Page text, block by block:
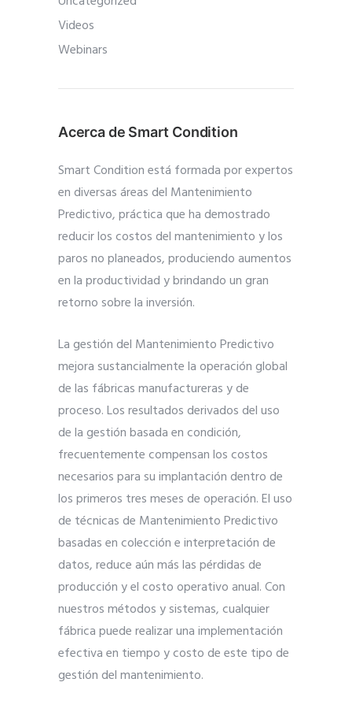
Videos
Webinars
Acerca de Smart Condition
Smart Condition está formada por expertos
en diversas áreas del Mantenimiento
Predictivo, práctica que ha demostrado
reducir los costos del mantenimiento y los
paros no planeados, produciendo aumentos
en la productividad y brindando un gran
retorno sobre la inversión.
La gestión del Mantenimiento Predictivo
mejora sustancialmente la operación global
de las fábricas manufactureras y de
proceso. Los resultados derivados del uso
de la gestión basada en condición,
frecuentemente compensan los costos
necesarios para su implantación dentro de
los primeros tres meses de operación. El uso
de técnicas de Mantenimiento Predictivo
basadas en colección e interpretación de
datos, reduce aún más las pérdidas de
producción y el costo operativo anual. Con
nuestros métodos y sistemas, cualquier
fábrica puede realizar una implementación
efectiva en tiempo y costo de este tipo de
gestión del mantenimiento.